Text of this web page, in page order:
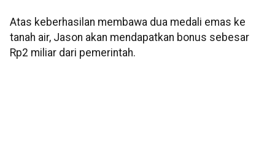
Atas keberhasilan membawa dua medali emas ke
tanah air, Jason akan mendapatkan bonus sebesar
Rp2 miliar dari pemerintah.